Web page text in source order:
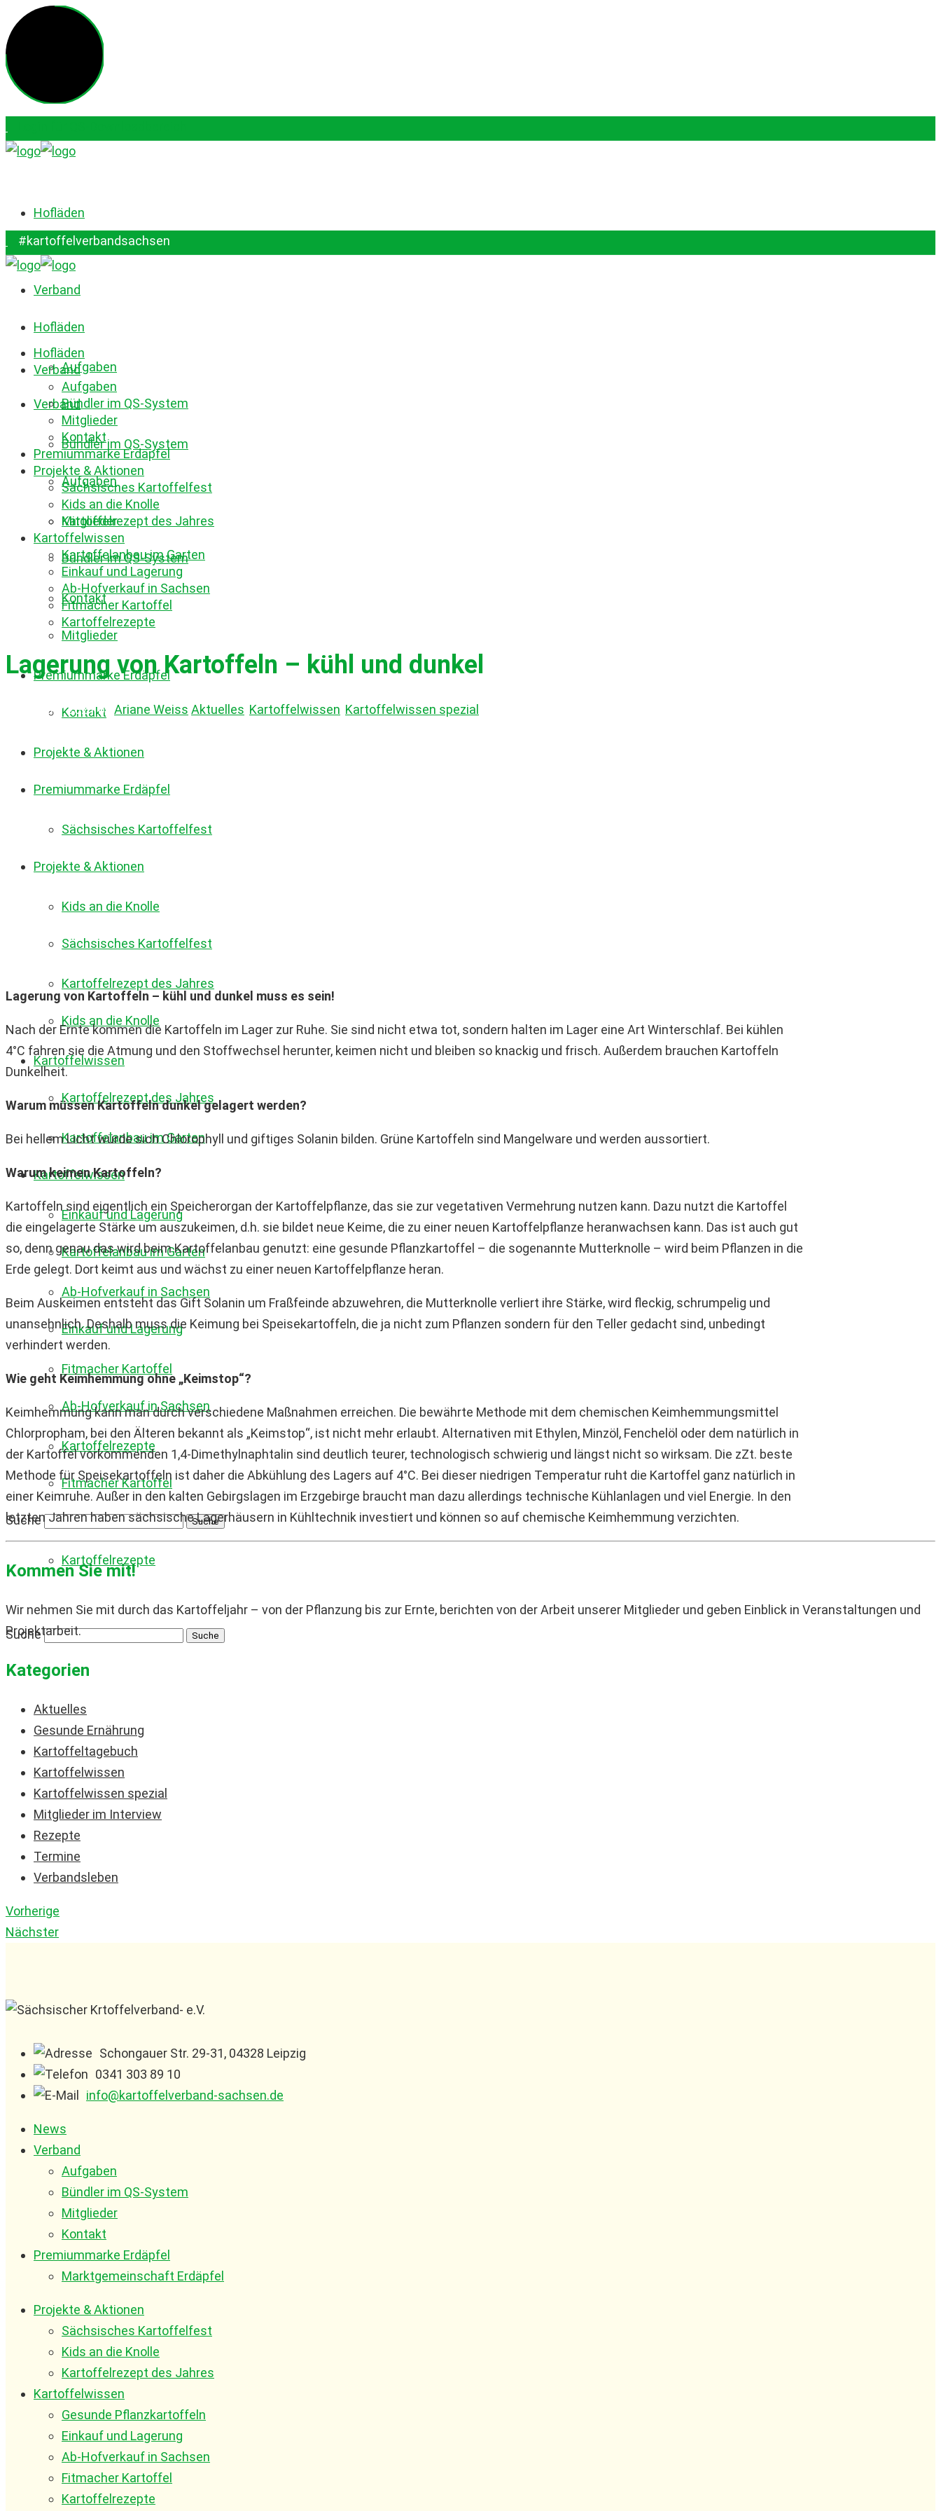
#kartoffelverbandsachsen
Hofläden
Verband
Aufgaben
Bündler im QS-System
Mitglieder
Kontakt
Premiummarke Erdäpfel
Projekte & Aktionen
Sächsisches Kartoffelfest
Kids an die Knolle
Kartoffelrezept des Jahres
Kartoffelwissen
Kartoffelanbau im Garten
Einkauf und Lagerung
Ab-Hofverkauf in Sachsen
Fitmacher Kartoffel
Kartoffelrezepte
Suche
#kartoffelverbandsachsen
Hofläden
Verband
Aufgaben
Bündler im QS-System
Mitglieder
Kontakt
Premiummarke Erdäpfel
Projekte & Aktionen
Sächsisches Kartoffelfest
Kids an die Knolle
Kartoffelrezept des Jahres
Kartoffelwissen
Kartoffelanbau im Garten
Einkauf und Lagerung
Ab-Hofverkauf in Sachsen
Fitmacher Kartoffel
Kartoffelrezepte
Suche
Hofläden
Verband
Aufgaben
Bündler im QS-System
Mitglieder
Kontakt
Premiummarke Erdäpfel
Projekte & Aktionen
Sächsisches Kartoffelfest
Kids an die Knolle
Kartoffelrezept des Jahres
Kartoffelwissen
Kartoffelanbau im Garten
Einkauf und Lagerung
Ab-Hofverkauf in Sachsen
Fitmacher Kartoffel
Kartoffelrezepte
Lagerung von Kartoffeln – kühl und dunkel
28. Januar 2021 by Ariane Weiss Aktuelles Kartoffelwissen Kartoffelwissen spezial
Lagerung von Kartoffeln – kühl und dunkel muss es sein!
Nach der Ernte kommen die Kartoffeln im Lager zur Ruhe. Sie sind nicht etwa tot, sondern halten im Lager eine Art Winterschlaf. Bei kühlen
4°C fahren sie die Atmung und den Stoffwechsel herunter, keimen nicht und bleiben so knackig und frisch. Außerdem brauchen Kartoffeln
Dunkelheit.
Warum müssen Kartoffeln dunkel gelagert werden?
Bei hellem Licht würde sich Chlorophyll und giftiges Solanin bilden. Grüne Kartoffeln sind Mangelware und werden aussortiert.
Warum keimen Kartoffeln?
Kartoffeln sind eigentlich ein Speicherorgan der Kartoffelpflanze, das sie zur vegetativen Vermehrung nutzen kann. Dazu nutzt die Kartoffel
die eingelagerte Stärke um auszukeimen, d.h. sie bildet neue Keime, die zu einer neuen Kartoffelpflanze heranwachsen kann. Das ist auch gut
so, denn genau das wird beim Kartoffelanbau genutzt: eine gesunde Pflanzkartoffel – die sogenannte Mutterknolle – wird beim Pflanzen in die
Erde gelegt. Dort keimt aus und wächst zu einer neuen Kartoffelpflanze heran.
Beim Auskeimen entsteht das Gift Solanin um Fraßfeinde abzuwehren, die Mutterknolle verliert ihre Stärke, wird fleckig, schrumpelig und
unansehnlich. Deshalb muss die Keimung bei Speisekartoffeln, die ja nicht zum Pflanzen sondern für den Teller gedacht sind, unbedingt
verhindert werden.
Wie geht Keimhemmung ohne „Keimstop“?
Keimhemmung kann man durch verschiedene Maßnahmen erreichen. Die bewährte Methode mit dem chemischen Keimhemmungsmittel
Chlorpropham, bei den Älteren bekannt als „Keimstop“, ist nicht mehr erlaubt. Alternativen mit Ethylen, Minzöl, Fenchelöl oder dem natürlich in
der Kartoffel vorkommenden 1,4-Dimethylnaphtalin sind deutlich teurer, technologisch schwierig und längst nicht so wirksam. Die zZt. beste
Methode für Speisekartoffeln ist daher die Abkühlung des Lagers auf 4°C. Bei dieser niedrigen Temperatur ruht die Kartoffel ganz natürlich in
einer Keimruhe. Außer in den kalten Gebirgslagen im Erzgebirge braucht man dazu allerdings technische Kühlanlagen und viel Energie. In den
letzten Jahren haben sächsische Lagerhäusern in Kühltechnik investiert und können so auf chemische Keimhemmung verzichten.
Kommen Sie mit!
Wir nehmen Sie mit durch das Kartoffeljahr – von der Pflanzung bis zur Ernte, berichten von der Arbeit unserer Mitglieder und geben Einblick in Veranstaltungen und
Projektarbeit.
Kategorien
Aktuelles
Gesunde Ernährung
Kartoffeltagebuch
Kartoffelwissen
Kartoffelwissen spezial
Mitglieder im Interview
Rezepte
Termine
Verbandsleben
Vorherige
Nächster
Schongauer Str. 29-31, 04328 Leipzig
0341 303 89 10
info@kartoffelverband-sachsen.de
News
Verband
Aufgaben
Bündler im QS-System
Mitglieder
Kontakt
Premiummarke Erdäpfel
Marktgemeinschaft Erdäpfel
Projekte & Aktionen
Sächsisches Kartoffelfest
Kids an die Knolle
Kartoffelrezept des Jahres
Kartoffelwissen
Gesunde Pflanzkartoffeln
Einkauf und Lagerung
Ab-Hofverkauf in Sachsen
Fitmacher Kartoffel
Kartoffelrezepte